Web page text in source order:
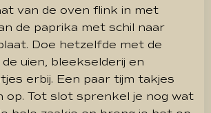
van de oven flink in met
de paprika met schil naar
Doe hetzelfde met de
uien, bleekselderij en
erbij. Een paar tijm takjes
op. Tot slot sprenkel je nog wat